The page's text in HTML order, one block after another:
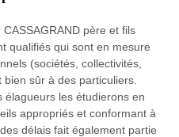
père et fils
qualifiés qui sont en mesure
(sociétés, collectivités,
sûr à des particuliers.
élagueurs les étudierons en
appropriés et conformant à
délais fait également partie